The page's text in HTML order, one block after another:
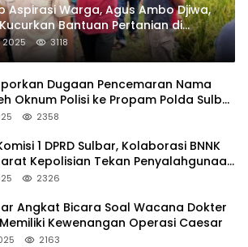
Aspirasi Warga, Agus Ambo Djiwa,
Bantuan Pertanian di
2025 3118
Dugaan Pencemaran Nama
Oknum Polisi ke Propam Polda Sulbar
2358
1 DPRD Sulbar, Kolaborasi BNNK
Kepolisian Tekan Penyalahgunaan
2326
Angkat Bicara Soal Wacana Dokter
Kewenangan Operasi Caesar
2163